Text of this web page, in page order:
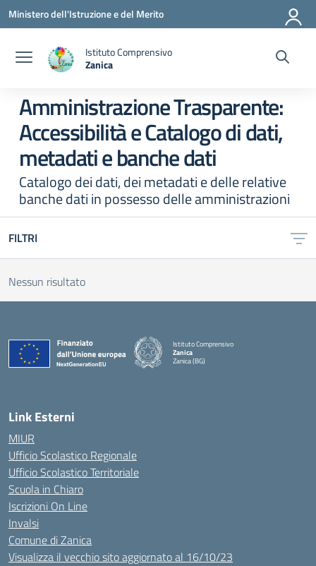
Vai ai contenuti
Vai al menu di navigazione
Vai al footer
Ministero dell'Istruzione e del Merito
Istituto Comprensivo
Zanica
Amministrazione Trasparente:
Accessibilità e Catalogo di dati,
metadati e banche dati
Catalogo dei dati, dei metadati e delle relative
banche dati in possesso delle amministrazioni
FILTRI
Nessun risultato
Istituto Comprensivo
Zanica
Zanica (BG)
Link Esterni
MIUR
Ufficio Scolastico Regionale
Ufficio Scolastico Territoriale
Scuola in Chiaro
Iscrizioni On Line
Invalsi
Comune di Zanica
Visualizza il vecchio sito aggiornato al 16/10/23